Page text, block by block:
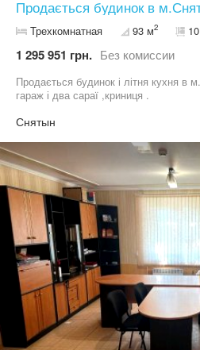
Продається будинок в
Трехкомнатная 93 м2
1 295 951 грн. Без комиссии
Продається будинок і літня кухня в
гараж і два сараї ,криниця .
Снятын